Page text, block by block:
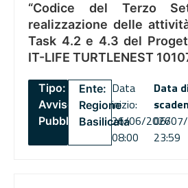
“Codice del Terzo
realizzazione delle
Task 4.2 e 4.3 del
IT-LIFE TURTLENEST
Tipo:
Avviso
Pubblico
Ente:
Regione
Basilicata
Data
inizio:
26/06/2026
08:00
Data
06/
23:59